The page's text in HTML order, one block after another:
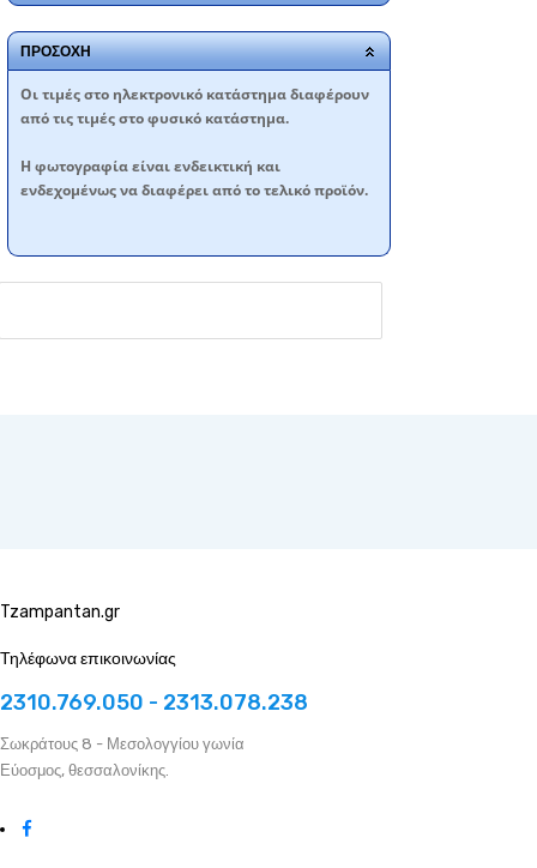
ΠΡΟΣΟΧΗ
Oι τιμές στο ηλεκτρονικό κατάστημα διαφέρουν
από τις τιμές στο φυσικό κατάστημα.
Η φωτογραφία είναι ενδεικτική και
ενδεχομένως να διαφέρει από το τελικό προϊόν.
Tzampantan.gr
Τηλέφωνα επικοινωνίας
2310.769.050 - 2313.078.238
Σωκράτους 8 - Μεσολογγίου γωνία
Εύοσμος, θεσσαλονίκης.